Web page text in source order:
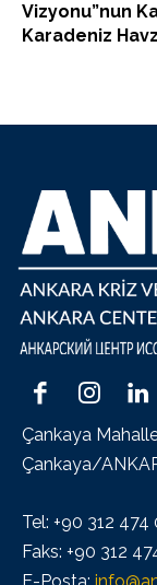
Vizyonu”nun
Karadeniz
Çankaya
Çankaya/
Tel: +90 312 474
Faks: +90 312
E-Posta: